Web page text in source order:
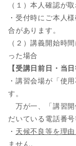
（１）本人確認が
・受付時にご本人
合があります。
（２）講義開始時
った場合
【受講日前日・当
・講習会場が「使
す。
万が一、「講習開
だいている電話番
・ 天候不良等を理
ません。